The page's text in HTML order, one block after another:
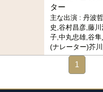
ター
主な出演 : 丹波
史,谷村昌彦,藤
子,中丸忠雄,谷
(ナレーター)芥
1